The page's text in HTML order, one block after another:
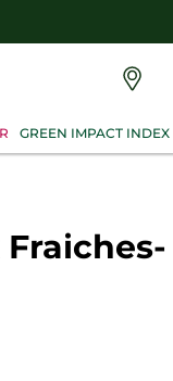
GREEN IMPACT INDEX
Fraiches-